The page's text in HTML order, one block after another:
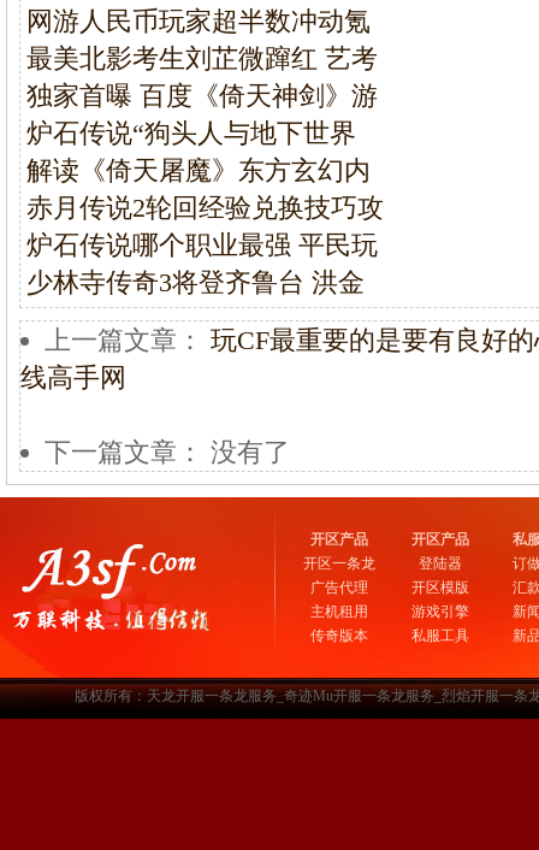
网游人民币玩家超半数冲动氪
最美北影考生刘芷微蹿红 艺考
独家首曝 百度《倚天神剑》游
炉石传说“狗头人与地下世界
解读《倚天屠魔》东方玄幻内
赤月传说2轮回经验兑换技巧攻
炉石传说哪个职业最强 平民玩
少林寺传奇3将登齐鲁台 洪金
上一篇文章： 玩CF最重要的是要有良好
线高手网
下一篇文章： 没有了
开区产品
开区一条龙
广告代理
主机租用
传奇版本
开区产品
登陆器
开区模版
游戏引擎
私服工具
私
订
汇
新
新
版权所有：天龙开服一条龙服务_奇迹Mu开服一条龙服务_烈焰开服一条